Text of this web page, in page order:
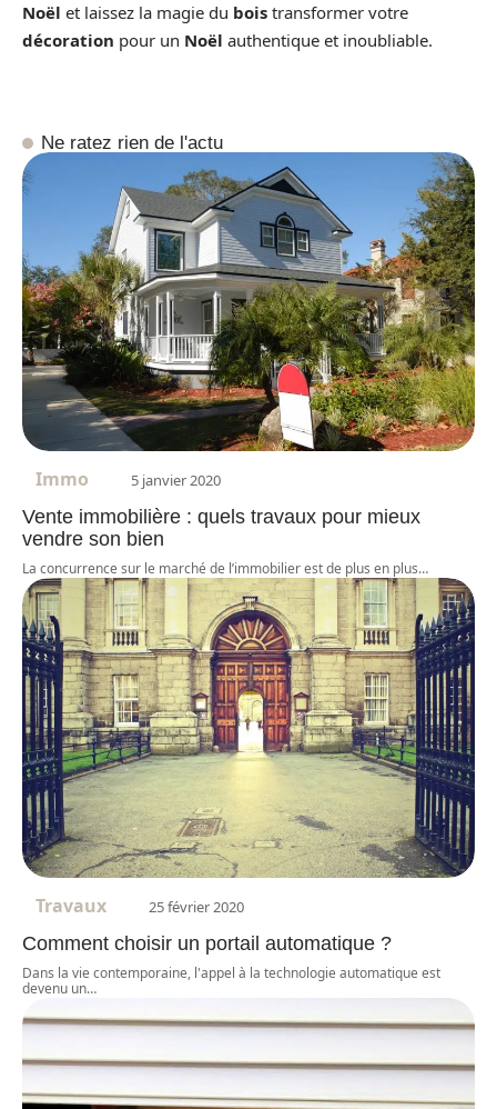
Noël et laissez la magie du bois transformer votre
décoration pour un Noël authentique et inoubliable.
Ne ratez rien de l'actu
Immo 5 janvier 2020
Vente immobilière : quels travaux pour mieux
vendre son bien
La concurrence sur le marché de l’immobilier est de plus en plus…
Travaux 25 février 2020
Comment choisir un portail automatique ?
Dans la vie contemporaine, l'appel à la technologie automatique est
devenu un…